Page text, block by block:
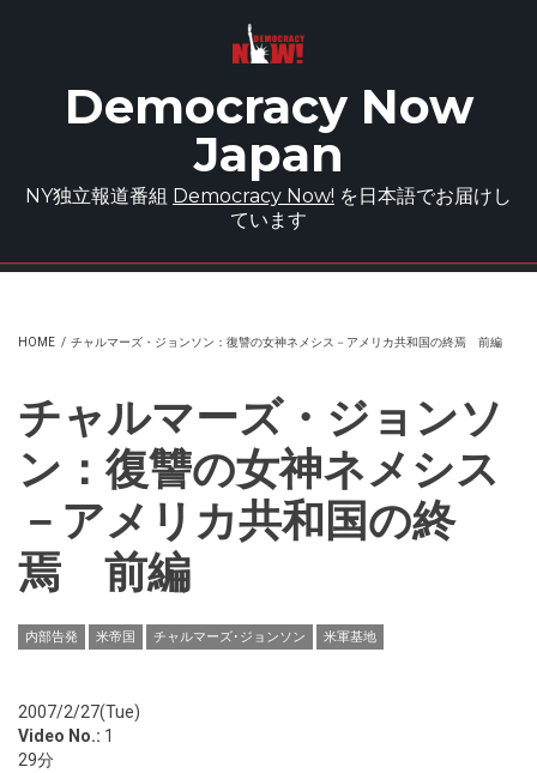
Democracy Now
Japan
NY独立報道番組 Democracy Now! を日本語でお届けし
ています
HOME / チャルマーズ・ジョンソン：復讐の女神ネメシス－アメリカ共和国の終焉 前編
チャルマーズ・ジョンソ
ン：復讐の女神ネメシス
－アメリカ共和国の終
焉 前編
内部告発 米帝国 チャルマーズ･ジョンソン 米軍基地
2007/2/27(Tue)
Video No.: 1
29分